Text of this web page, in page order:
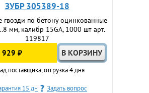
ЗУБР 305389-18
по бетону оцинкованные
мм, калибр 15GA, 1000 шт арт.
119817
929 ₽
поставщика, отгрузка 4 дня
15 дн Задать вопрос